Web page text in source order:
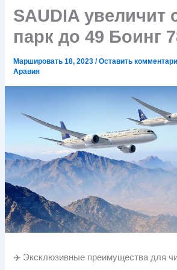
SAUDIA увеличит
парк до 49 Боинг
Маршировать 18, 2023/Оставить
Аравия
✈️ Эксклюзивные преимущества для